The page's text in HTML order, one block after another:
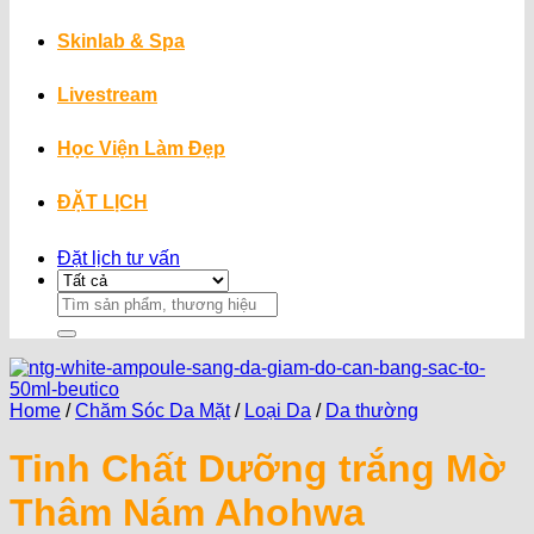
Skinlab & Spa
Livestream
Học Viện Làm Đẹp
ĐẶT LỊCH
Đặt lịch tư vấn
Search
for:
Home / Chăm Sóc Da Mặt / Loại Da / Da thường
Tinh Chất Dưỡng trắng Mờ
Thâm Nám Ahohwa